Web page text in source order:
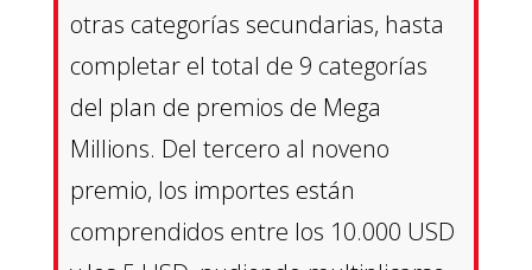
otras categorías secundarias, hasta
completar el total de 9 categorías
del plan de premios de Mega
Millions. Del tercero al noveno
premio, los importes están
comprendidos entre los 10.000 USD